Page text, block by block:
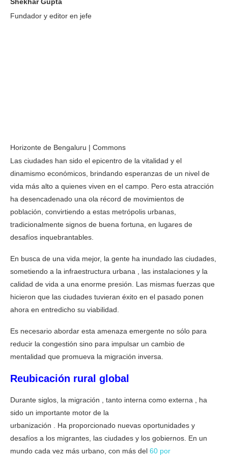
Shekhar Gupta
Fundador y editor en jefe
Horizonte de Bengaluru | Commons
Las ciudades han sido el epicentro de la vitalidad y el
dinamismo económicos, brindando esperanzas de un nivel de
vida más alto a quienes viven en el campo. Pero esta atracción
ha desencadenado una ola récord de movimientos de
población, convirtiendo a estas metrópolis urbanas,
tradicionalmente signos de buena fortuna, en lugares de
desafíos inquebrantables.
En busca de una vida mejor, la gente ha inundado las ciudades,
sometiendo a la infraestructura urbana , las instalaciones y la
calidad de vida a una enorme presión. Las mismas fuerzas que
hicieron que las ciudades tuvieran éxito en el pasado ponen
ahora en entredicho su viabilidad.
Es necesario abordar esta amenaza emergente no sólo para
reducir la congestión sino para impulsar un cambio de
mentalidad que promueva la migración inversa.
Reubicación rural global
Durante siglos, la migración , tanto interna como externa , ha
sido un importante motor de la
urbanización . Ha proporcionado nuevas oportunidades y
desafíos a los migrantes, las ciudades y los gobiernos. En un
mundo cada vez más urbano, con más del 60 por